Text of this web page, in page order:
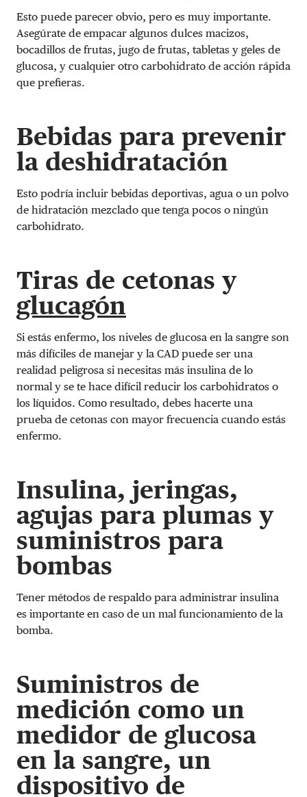
Esto puede parecer obvio, pero es muy importante.
Asegúrate de empacar algunos dulces macizos,
bocadillos de frutas, jugo de frutas, tabletas y geles de
glucosa, y cualquier otro carbohidrato de acción rápida
que prefieras.
Bebidas para prevenir
la deshidratación
Esto podría incluir bebidas deportivas, agua o un polvo
de hidratación mezclado que tenga pocos o ningún
carbohidrato.
Tiras de cetonas y
glucagón
Si estás enfermo, los niveles de glucosa en la sangre son
más difíciles de manejar y la CAD puede ser una
realidad peligrosa si necesitas más insulina de lo
normal y se te hace difícil reducir los carbohidratos o
los líquidos. Como resultado, debes hacerte una
prueba de cetonas con mayor frecuencia cuando estás
enfermo.
Insulina, jeringas,
agujas para plumas y
suministros para
bombas
Tener métodos de respaldo para administrar insulina
es importante en caso de un mal funcionamiento de la
bomba.
Suministros de
medición como un
medidor de glucosa
en la sangre, un
dispositivo de